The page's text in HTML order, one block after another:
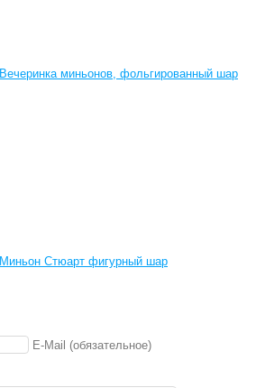
Вечеринка миньонов, фольгированный шар
Миньон Стюарт фигурный шар
E-Mail (обязательное)